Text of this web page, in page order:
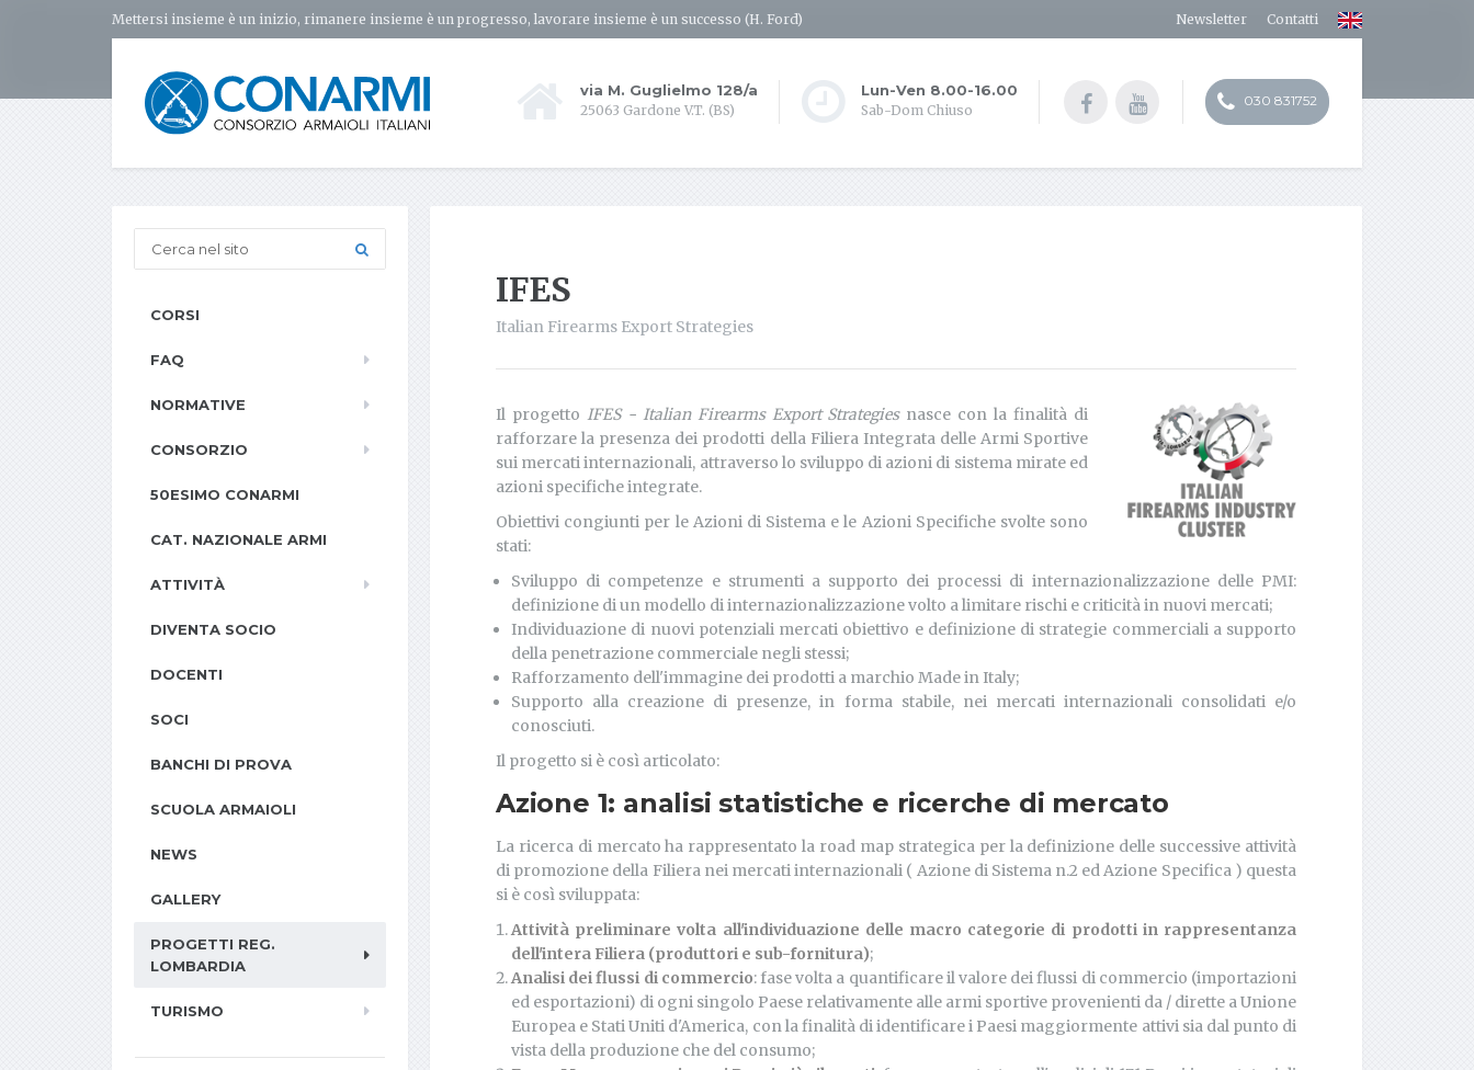
Mettersi insieme è un inizio, rimanere insieme è un progresso, lavorare insieme è un successo (H. Ford) Newsletter Contatti
via M. Guglielmo 128/a
25063 Gardone V.T. (BS)
Lun-Ven 8.00-16.00
Sab-Dom Chiuso
030 831752
IFES
Italian Firearms Export Strategies
Il progetto IFES - Italian Firearms Export Strategiesnasce con la finalità di
rafforzare la presenza dei prodotti della Filiera Integrata delle Armi Sportive
sui mercati internazionali, attraverso lo sviluppo di azioni di sistema mirate ed
azioni specifiche integrate.
Obiettivi congiunti per le Azioni di Sistema e le Azioni Specifiche svolte sono
stati:
Sviluppo di competenze e strumenti a supporto dei processi di internazionalizzazione delle PMI:
definizione di un modello di internazionalizzazione volto a limitare rischi e criticità in nuovi mercati;
Individuazione di nuovi potenziali mercati obiettivo e definizione di strategie commerciali a supporto
della penetrazione commerciale negli stessi;
Rafforzamento dell'immagine dei prodotti a marchio Made in Italy;
Supporto alla creazione di presenze, in forma stabile, nei mercati internazionali consolidati e/o
conosciuti.
Il progetto si è così articolato:
Azione 1: analisi statistiche e ricerche di mercato
La ricerca di mercato ha rappresentato la road map strategica per la definizione delle successive attività
di promozione della Filiera nei mercati internazionali ( Azione di Sistema n.2 ed Azione Specifica ) questa
si è così sviluppata:
Attività preliminare volta all'individuazione delle macro categorie di prodotti in rappresentanza
dell'intera Filiera (produttori e sub-fornitura);
Analisi dei flussi di commercio: fase volta a quantificare il valore dei flussi di commercio (importazioni
ed esportazioni) di ogni singolo Paese relativamente alle armi sportive provenienti da / dirette a Unione
Europea e Stati Uniti d'America, con la finalità di identificare i Paesi maggiormente attivi sia dal punto di
vista della produzione che del consumo;
CORSI
FAQ
NORMATIVE
CONSORZIO
50ESIMO CONARMI
CAT. NAZIONALE ARMI
ATTIVITÀ
DIVENTA SOCIO
DOCENTI
SOCI
BANCHI DI PROVA
SCUOLA ARMAIOLI
NEWS
GALLERY
PROGETTI REG.
LOMBARDIA
TURISMO